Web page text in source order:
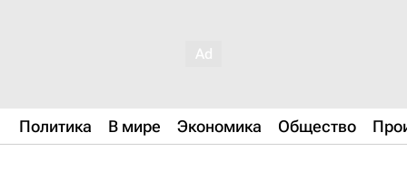
Политика В мире Экономика Общество